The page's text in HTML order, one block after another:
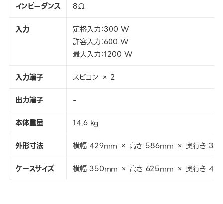
インピーダンス
8Ω
入力
定格入力：300 W
許容入力：600 W
最大入力：1200 W
入力端子
スピコン × 2
出力端子
-
本体重量
14.6 kg
外形寸法
横幅 429mm × 高さ 586mm × 奥行き
ケースサイズ
横幅 350mm × 高さ 625mm × 奥行き